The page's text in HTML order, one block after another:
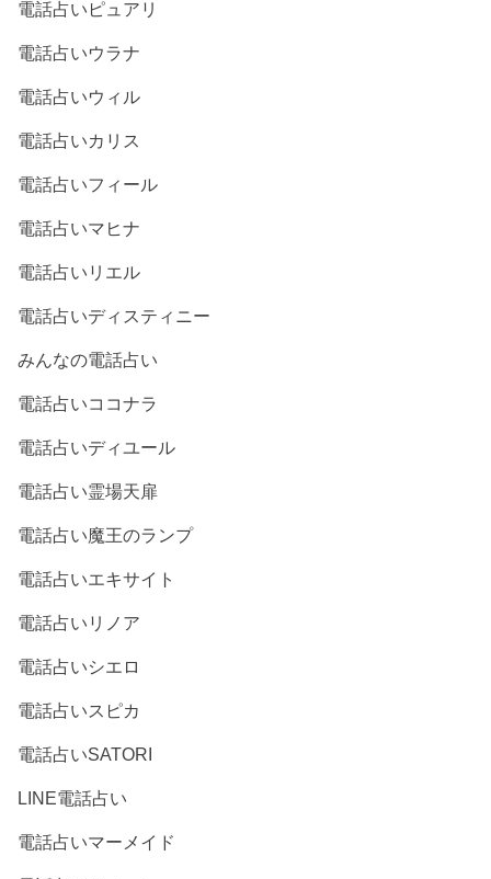
電話占いピュアリ
電話占いウラナ
電話占いウィル
電話占いカリス
電話占いフィール
電話占いマヒナ
電話占いリエル
電話占いディスティニー
みんなの電話占い
電話占いココナラ
電話占いディユール
電話占い霊場天扉
電話占い魔王のランプ
電話占いエキサイト
電話占いリノア
電話占いシエロ
電話占いスピカ
電話占いSATORI
LINE電話占い
電話占いマーメイド